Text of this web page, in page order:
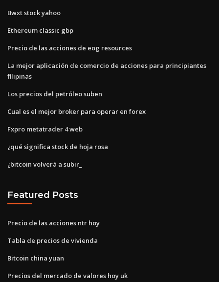
Bwxt stock yahoo
Ethereum classic gbp
Precio de las acciones de eog resources
La mejor aplicación de comercio de acciones para principiantes
filipinas
Los precios del petróleo suben
Cual es el mejor broker para operar en forex
Fxpro metatrader 4 web
¿qué significa stock de hoja rosa
¿bitcoin volverá a subir_
Featured Posts
Precio de las acciones ntr hoy
Tabla de precios de vivienda
Bitcoin china yuan
Precios del mercado de valores hoy uk